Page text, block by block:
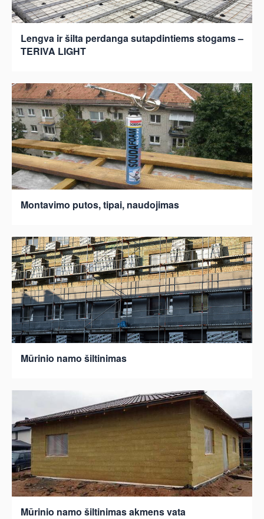
Lengva ir šilta perdanga sutapdintiems stogams –
TERIVA LIGHT
Montavimo putos, tipai, naudojimas
Mūrinio namo šiltinimas
Mūrinio namo šiltinimas akmens vata